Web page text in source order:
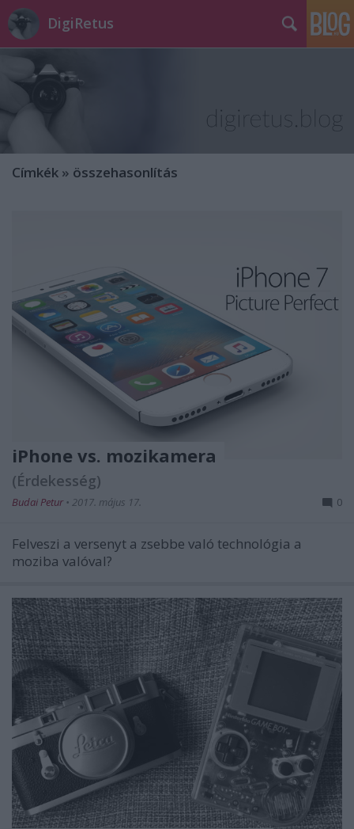
DigiRetus
Címkék » összehasonlítás
iPhone vs. mozikamera
(Érdekesség)
Budai Petur • 2017. május 17. 0
Felveszi a versenyt a zsebbe való technológia a
moziba valóval?